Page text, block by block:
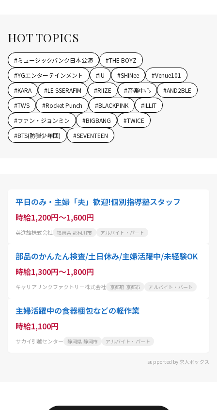
HOT TOPICS
#ミュージックバンク日本公演 #THE BOYZ
#YGエンターテインメント #IU #SHINee #Venue101
#KARA #LE SSERAFIM #RIIZE #音楽中心 #AND2BLE
#TWS #Rocket Punch #BLACKPINK #ILLIT
#ファン・ジョンミン #BIGBANG #TWICE
#BTS(防弾少年団) #SEVENTEEN
平日のみ・主婦「夫」歓迎!個別指導塾スタッフ
時給1,200円～1,600円
英進館株式会社 福岡県 那珂川市 アルバイト・パート
部品のかんたん検査/土日休み/主婦活躍中/未経験OK
時給1,300円～1,800円
キャリアリンクファクトリー株式会社 京都府 京都市 アルバイト・パート
主婦活躍中の食器梱包などの軽作業
時給1,100円
サカイ引越センター 静岡県 静岡市 アルバイト・パート
supported by 求人ボックス